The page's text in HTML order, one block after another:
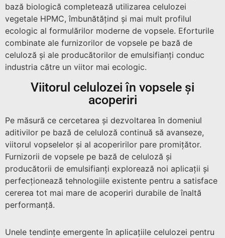
bază biologică completează utilizarea celulozei
vegetale HPMC, îmbunătățind și mai mult profilul
ecologic al formulărilor moderne de vopsele. Eforturile
combinate ale furnizorilor de vopsele pe bază de
celuloză și ale producătorilor de emulsifianți conduc
industria către un viitor mai ecologic.
Viitorul celulozei în vopsele și
acoperiri
Pe măsură ce cercetarea și dezvoltarea în domeniul
aditivilor pe bază de celuloză continuă să avanseze,
viitorul vopselelor și al acoperirilor pare promițător.
Furnizorii de vopsele pe bază de celuloză și
producătorii de emulsifianți explorează noi aplicații și
perfecționează tehnologiile existente pentru a satisface
cererea tot mai mare de acoperiri durabile de înaltă
performanță.
Unele tendințe emergente în aplicațiile celulozei pentru